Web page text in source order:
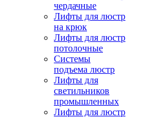
чердачные
Лифты для люстр
на крюк
Лифты для люстр
потолочные
Системы
подъема люстр
Лифты для
светильников
промышленных
Лифты для люстр